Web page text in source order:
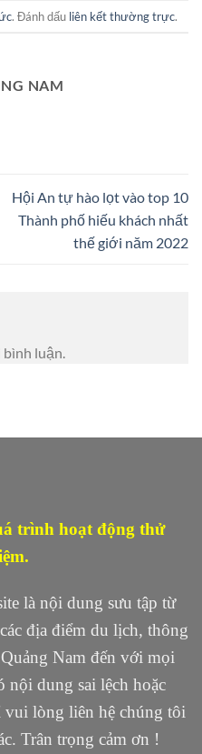
. Đánh dấu liên kết thường trực.
NAM
Hội An tự hào lọt vào top 10
Thành phố hiếu khách nhất
thế giới năm 2022
bình luận.
trình hoạt động thử
là nội dung sưu tập từ
địa điểm du lịch, thông
Nam đến với mọi
nội dung sai lệch hoặc
lòng liên hệ chúng tôi
Trân trọng cảm ơn !